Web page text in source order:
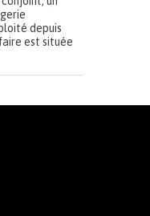
depuis
est située